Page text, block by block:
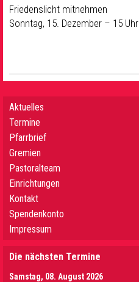
Friedenslicht mitnehmen
Sonntag, 15. Dezember – 15 Uhr
Aktuelles
Termine
Pfarrbrief
Gremien
Pastoralteam
Einrichtungen
Kontakt
Spendenkonto
Impressum
Die nächsten Termine
Samstag, 08. August 2026